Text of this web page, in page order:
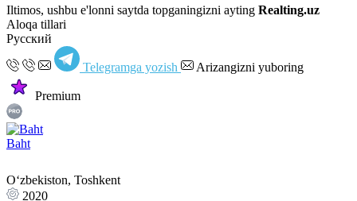
Iltimos, ushbu e'lonni saytda topganingizni ayting Realting.uz
Aloqa tillari
Русский
Telegramga yozish Arizangizni yuboring
Premium
Baht
Oʻzbekiston, Toshkent
2020